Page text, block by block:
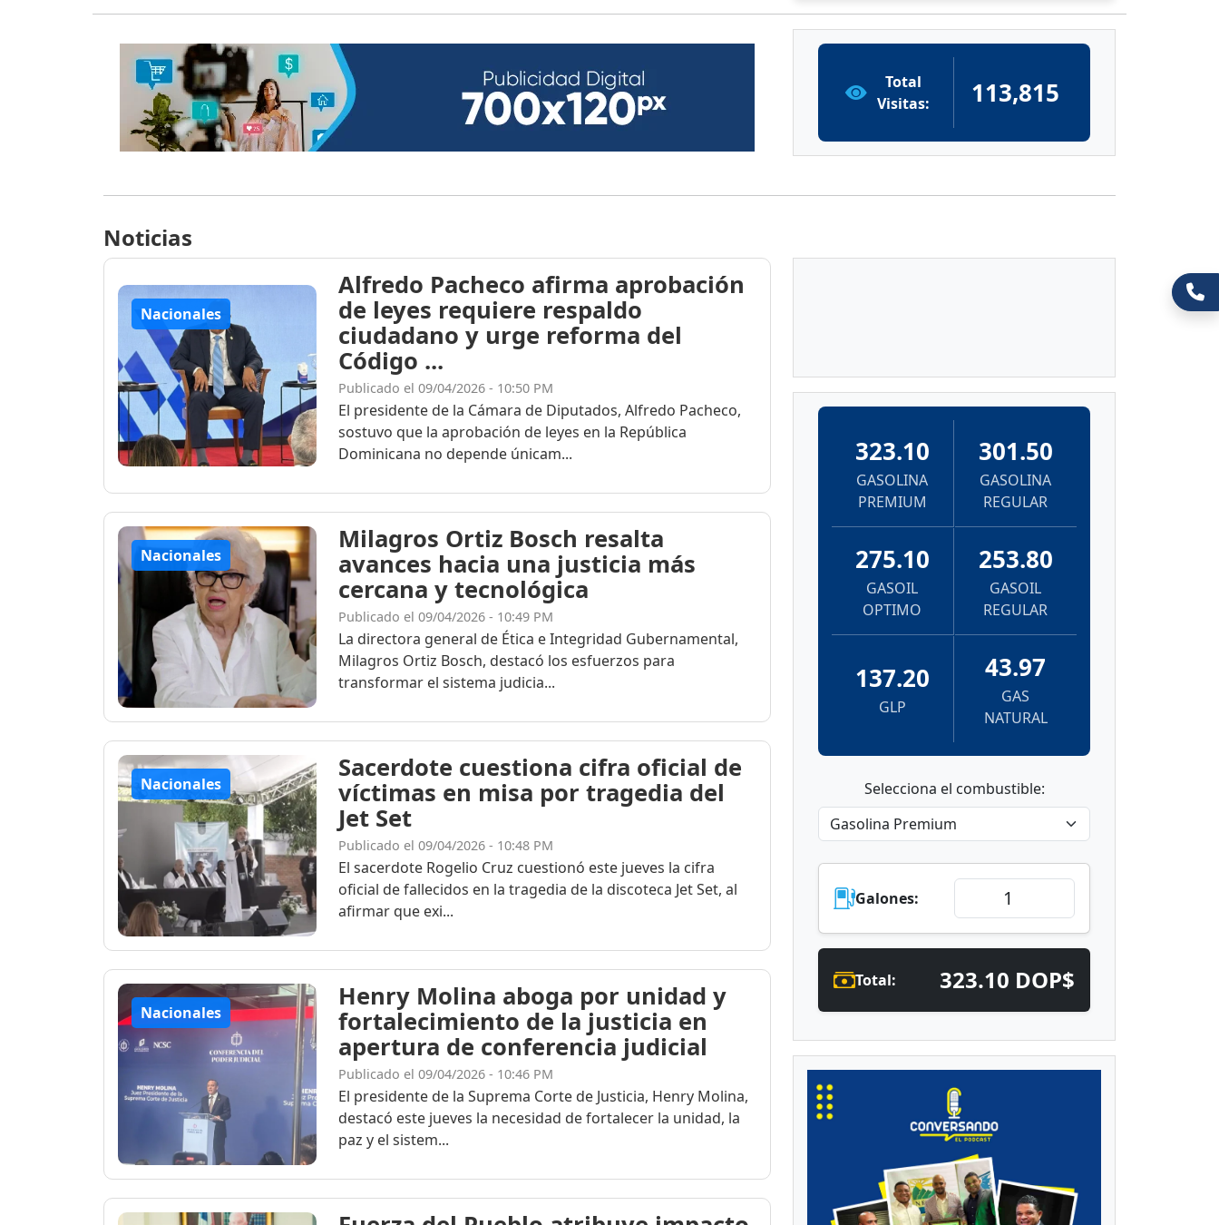
Total
Visitas:
113,815
Noticias
Nacionales
Alfredo Pacheco afirma aprobación
de leyes requiere respaldo
ciudadano y urge reforma del
Código ...
Publicado el 09/04/2026 - 10:50 PM
El presidente de la Cámara de Diputados, Alfredo Pacheco,
sostuvo que la aprobación de leyes en la República
Dominicana no depende únicam...
Nacionales
Milagros Ortiz Bosch resalta
avances hacia una justicia más
cercana y tecnológica
Publicado el 09/04/2026 - 10:49 PM
La directora general de Ética e Integridad Gubernamental,
Milagros Ortiz Bosch, destacó los esfuerzos para
transformar el sistema judicia...
Nacionales
Sacerdote cuestiona cifra oficial de
víctimas en misa por tragedia del
Jet Set
Publicado el 09/04/2026 - 10:48 PM
El sacerdote Rogelio Cruz cuestionó este jueves la cifra
oficial de fallecidos en la tragedia de la discoteca Jet Set, al
afirmar que exi...
Nacionales
Henry Molina aboga por unidad y
fortalecimiento de la justicia en
apertura de conferencia judicial
Publicado el 09/04/2026 - 10:46 PM
El presidente de la Suprema Corte de Justicia, Henry Molina,
destacó este jueves la necesidad de fortalecer la unidad, la
paz y el sistem...
323.10
GASOLINA
PREMIUM
301.50
GASOLINA
REGULAR
275.10
GASOIL
OPTIMO
253.80
GASOIL
REGULAR
137.20
GLP
43.97
GAS
NATURAL
Selecciona el combustible:
Galones:
Total: 323.10 DOP$